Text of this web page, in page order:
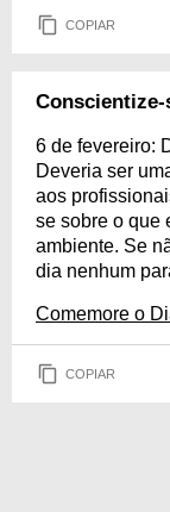
COPIAR
Conscientize-
6 de fevereiro:
Deveria ser
aos
se sobre o que
ambiente. Se
dia nenhum
Comemore o
COPIAR